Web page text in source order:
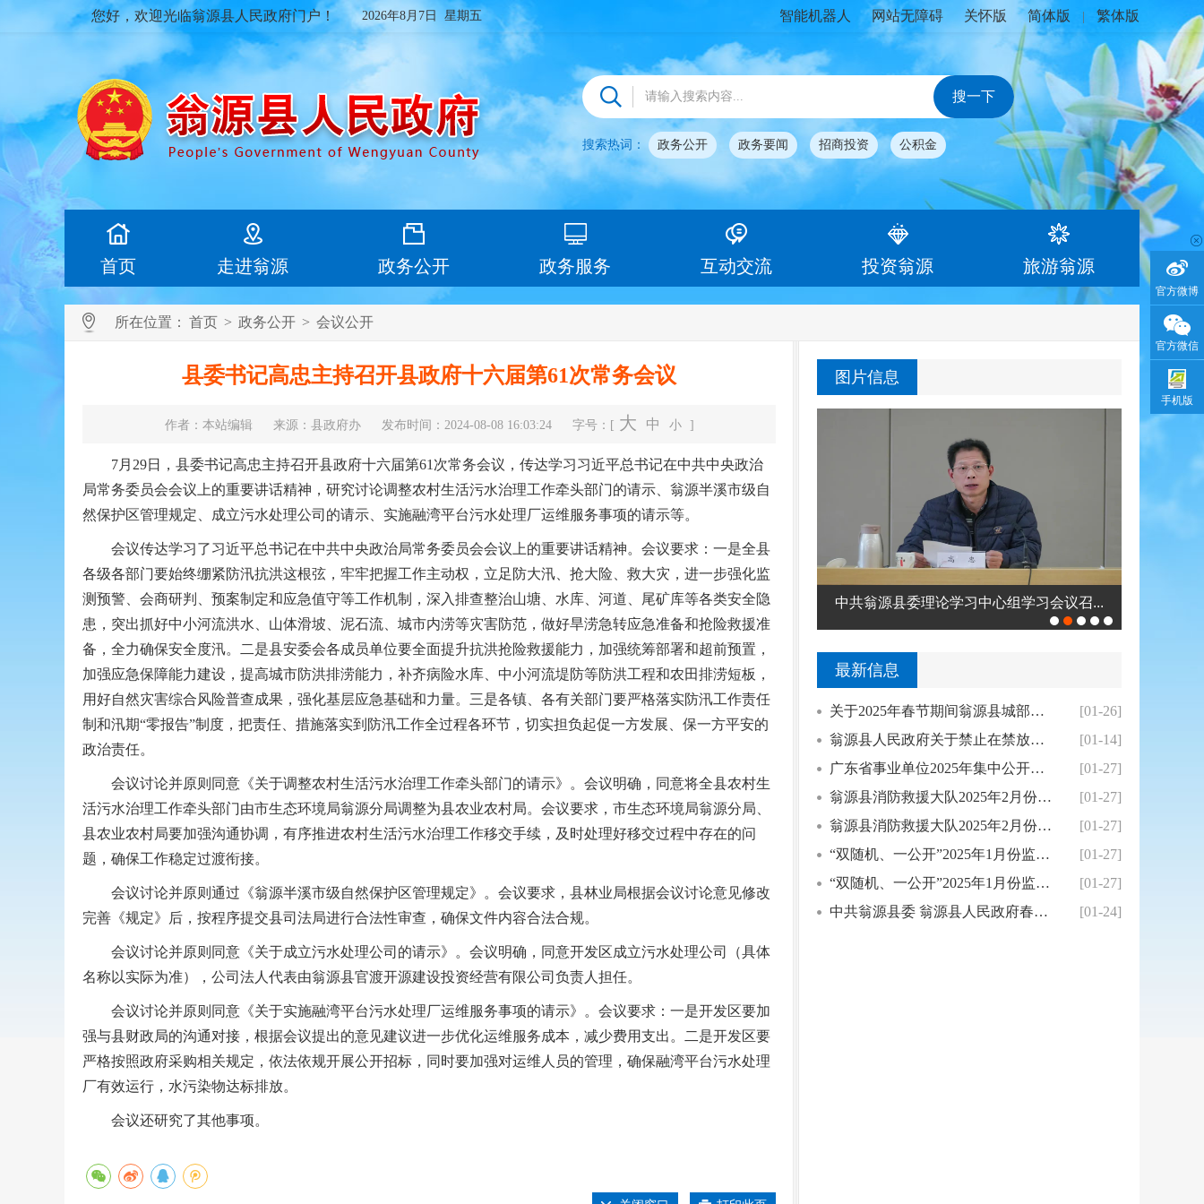
官方微博
官方微信
手机版
您好，欢迎光临翁源县人民政府门户！ 2026年8月7日 星期五 智能机器人 网站无障碍 关怀版 简体版 繁体版
搜索热词： 政务公开 政务要闻 招商投资 公积金
首页 走进翁源 政务公开 政务服务 互动交流 投资翁源 旅游翁源
所在位置： 首页 > 政务公开 > 会议公开
县委书记高忠主持召开县政府十六届第61次常务会议
作者：本站编辑 来源：县政府办 发布时间：2024-08-08 16:03:24 字号：[ 大 中 小 ]
7月29日，县委书记高忠主持召开县政府十六届第61次常务会议，传达学习习近平总书记在中共中央政治
局常务委员会会议上的重要讲话精神，研究讨论调整农村生活污水治理工作牵头部门的请示、翁源半溪市级自
然保护区管理规定、成立污水处理公司的请示、实施融湾平台污水处理厂运维服务事项的请示等。
会议传达学习了习近平总书记在中共中央政治局常务委员会会议上的重要讲话精神。会议要求：一是全县
各级各部门要始终绷紧防汛抗洪这根弦，牢牢把握工作主动权，立足防大汛、抢大险、救大灾，进一步强化监
测预警、会商研判、预案制定和应急值守等工作机制，深入排查整治山塘、水库、河道、尾矿库等各类安全隐
患，突出抓好中小河流洪水、山体滑坡、泥石流、城市内涝等灾害防范，做好旱涝急转应急准备和抢险救援准
备，全力确保安全度汛。二是县安委会各成员单位要全面提升抗洪抢险救援能力，加强统筹部署和超前预置，
加强应急保障能力建设，提高城市防洪排涝能力，补齐病险水库、中小河流堤防等防洪工程和农田排涝短板，
用好自然灾害综合风险普查成果，强化基层应急基础和力量。三是各镇、各有关部门要严格落实防汛工作责任
制和汛期“零报告”制度，把责任、措施落实到防汛工作全过程各环节，切实担负起促一方发展、保一方平安的
政治责任。
会议讨论并原则同意《关于调整农村生活污水治理工作牵头部门的请示》。会议明确，同意将全县农村生
活污水治理工作牵头部门由市生态环境局翁源分局调整为县农业农村局。会议要求，市生态环境局翁源分局、
县农业农村局要加强沟通协调，有序推进农村生活污水治理工作移交手续，及时处理好移交过程中存在的问
题，确保工作稳定过渡衔接。
会议讨论并原则通过《翁源半溪市级自然保护区管理规定》。会议要求，县林业局根据会议讨论意见修改
完善《规定》后，按程序提交县司法局进行合法性审查，确保文件内容合法合规。
会议讨论并原则同意《关于成立污水处理公司的请示》。会议明确，同意开发区成立污水处理公司（具体
名称以实际为准），公司法人代表由翁源县官渡开源建设投资经营有限公司负责人担任。
会议讨论并原则同意《关于实施融湾平台污水处理厂运维服务事项的请示》。会议要求：一是开发区要加
强与县财政局的沟通对接，根据会议提出的意见建议进一步优化运维服务成本，减少费用支出。二是开发区要
严格按照政府采购相关规定，依法依规开展公开招标，同时要加强对运维人员的管理，确保融湾平台污水处理
厂有效运行，水污染物达标排放。
会议还研究了其他事项。
图片信息
中共翁源县委十四届八次全体会议暨县委... 中共翁源县委理论学习中心组学习会议召...
最新信息
关于2025年春节期间翁源县城部分单位免费对...
[01-26]
翁源县人民政府关于禁止在禁放区内销售燃放烟花...
[01-14]
广东省事业单位2025年集中公开招聘高校毕业...
[01-27]
翁源县消防救援大队2025年2月份翁源县针对...
[01-27]
翁源县消防救援大队2025年2月份县级“双随...
[01-27]
“双随机、一公开”2025年1月份监督专项检...
[01-27]
“双随机、一公开”2025年1月份监督抽查结...
[01-27]
中共翁源县委 翁源县人民政府春节慰问信
[01-24]